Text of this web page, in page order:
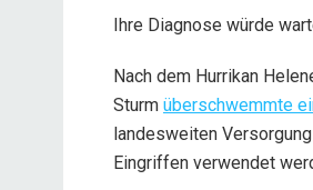
Ihre Diagnose würde
Nach dem Hurrikan
Sturm überschwemmte
landesweiten
Eingriffen verwendet